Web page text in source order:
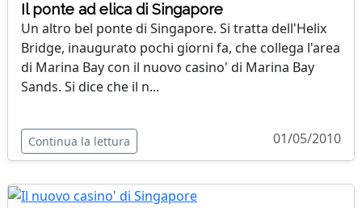
Il ponte ad elica di Singapore
Un altro bel ponte di Singapore. Si tratta dell'Helix
Bridge, inaugurato pochi giorni fa, che collega l'area
di Marina Bay con il nuovo casino' di Marina Bay
Sands. Si dice che il n...
Continua la lettura 01/05/2010